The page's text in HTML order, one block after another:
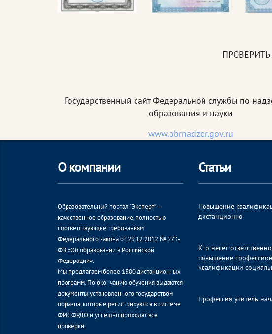
Государственный сайт Федеральной службы по
образования и науки
www.obrnadzor.gov.ru
О компании
Образовательный портал “Эксперт” –
качественное образование, полностью
соответствующее требованиям
Федерального закона от 29.12.2012 № 273-
ФЗ «Об образовании в Российской
Федерации».
Мы предлагаем более 1500 дистанционных
программ. По окончанию обучения выдаются
документы установленного государством
образца, которые регистрируются в системе
ФИС ФРДО и успешно проходят все
проверки.
Статьи
Повышение
дистанционно
Кто несет
повышение
квалификации
Профессия учитель